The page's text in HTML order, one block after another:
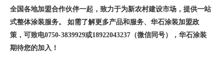
全国各地加盟合作伙伴一起，致力于为新农村建设市场，提供一站
式整体涂装服务。 如需了解更多产品和服务、华石涂装加盟政
策，可致电0750-3839929或18922043237（微信同号），华石涂装
期待您的加入！